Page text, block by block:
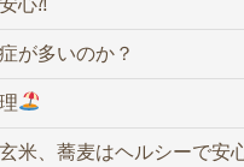
が多いのか？
米、蕎麦はヘルシーで安